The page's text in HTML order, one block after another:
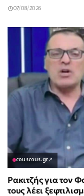
07/08/2026
couscous.gr↗
Ρακιτζής για τον
τους λέει